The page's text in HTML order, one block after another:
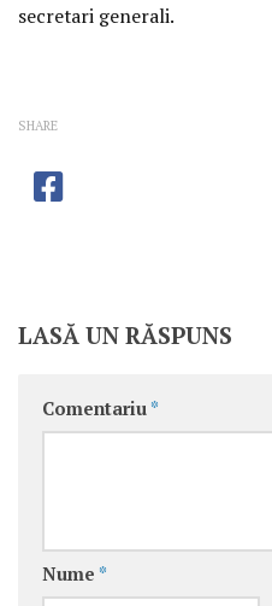
secretari generali.
SHARE
LASĂ UN RĂSPUNS
Comentariu *
Nume *